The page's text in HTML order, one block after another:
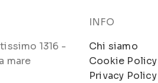
1316 -
mare
INFO
Chi siamo
Cookie Policy
Privacy Policy